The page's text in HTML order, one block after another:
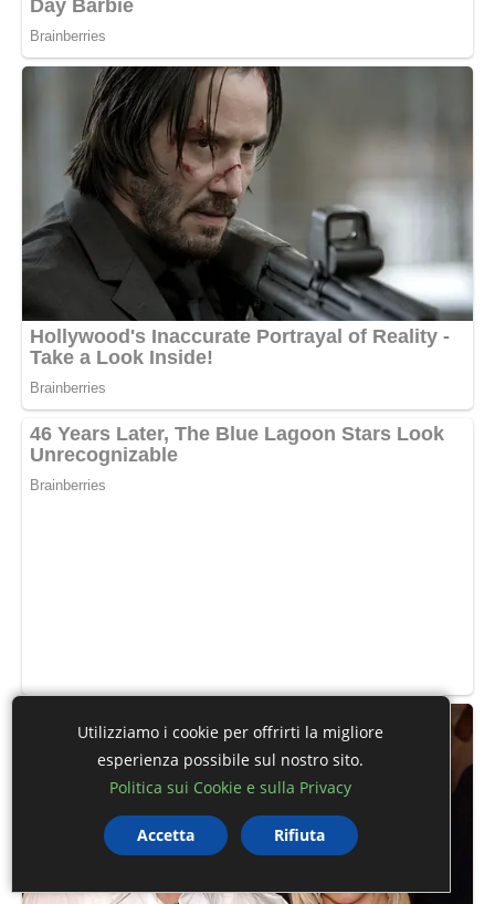
Utilizziamo i cookie per offrirti la migliore
esperienza possibile sul nostro sito.
Politica sui Cookie e sulla Privacy
Accetta Rifiuta